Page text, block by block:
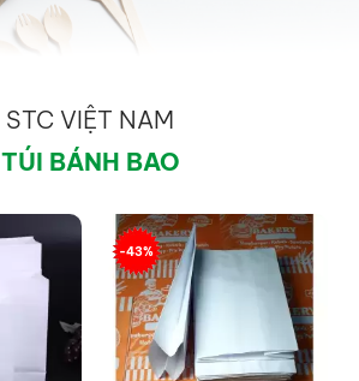
STC VIỆT NAM
TÚI BÁNH BAO
-43%